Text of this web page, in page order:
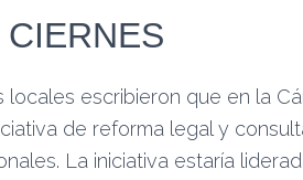
locales escribieron que en la
de reforma legal y
La iniciativa estaría